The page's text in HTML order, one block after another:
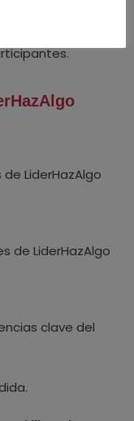
LiderHazAlgo
de LiderHazAlgo
clave del